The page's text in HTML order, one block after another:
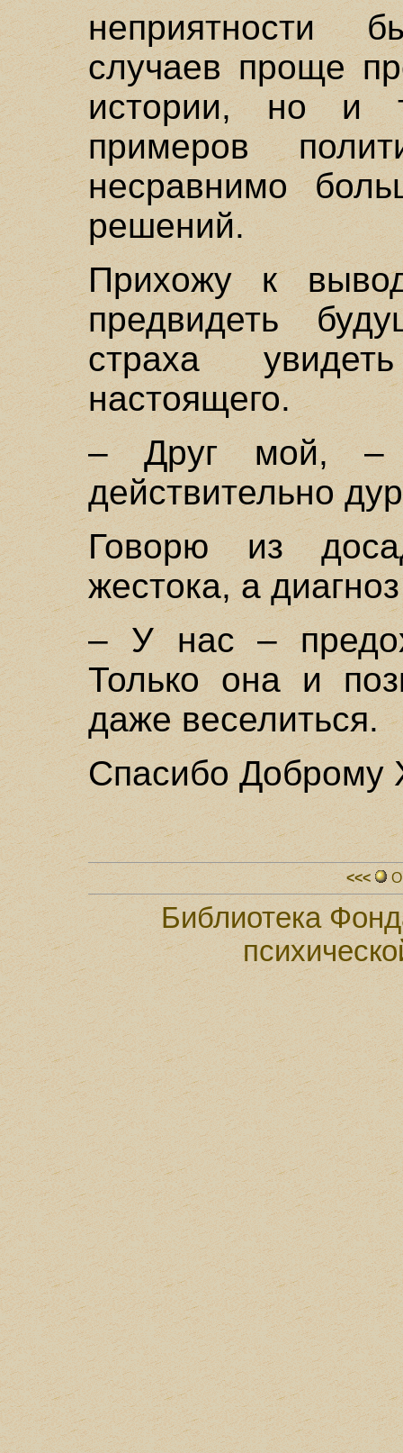
неприятности
случаев проще
истории, но и
примеров
несравнимо
решений.
Прихожу к
предвидеть
страха
настоящего.
– Друг мой, –
действительно
Говорю из
жестока, а
– У нас –
Только она и
даже веселиться.
Спасибо Доброму
<<<
Библиотека